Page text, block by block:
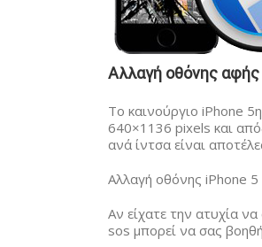
Αλλαγή οθόνης αφής
Το καινούργιο iPhone
640×1136 pixels και
ανά ίντσα είναι
Αλλαγή οθόνης iPhone 5
Αν είχατε την ατυχία
sos μπορεί να σας